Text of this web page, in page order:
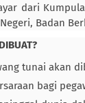
dari
Badan
tunai akan
bagi